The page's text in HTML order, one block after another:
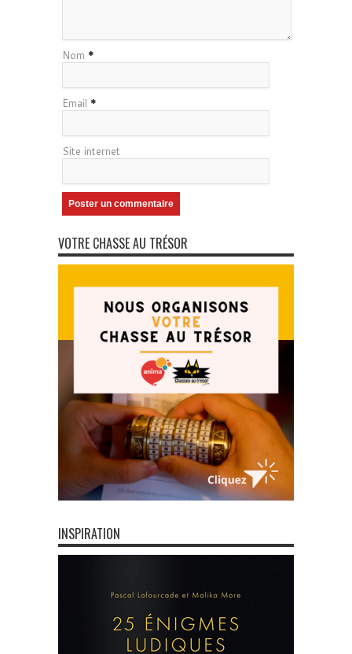
Nom *
Email *
Site internet
VOTRE CHASSE AU TRÉSOR
INSPIRATION